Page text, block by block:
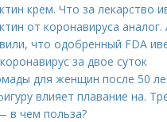
крем. Что за лекарство
от коронавируса аналог.
что одобренный FDA
за двое суток
для женщин после 50
влияет плавание на.
в чем польза?